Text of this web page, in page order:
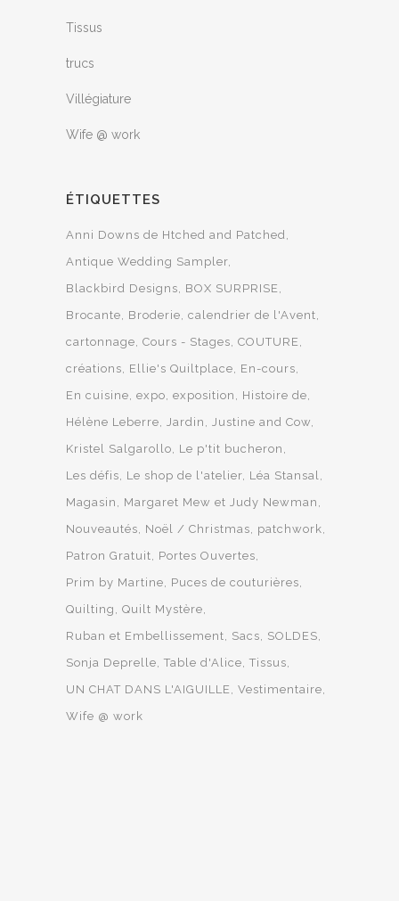
Tissus
trucs
Villégiature
Wife @ work
ÉTIQUETTES
Anni Downs de Htched and Patched
Antique Wedding Sampler
Blackbird Designs
BOX SURPRISE
Brocante
Broderie calendrier de l'Avent
cartonnage Cours - Stages COUTURE
créations
Ellie's Quiltplace
En-cours
En cuisine expo exposition
Histoire de
Hélène Leberre Jardin
Justine and Cow
Kristel Salgarollo
Le p'tit bucheron
Les défis
Le shop de l'atelier Léa Stansal
Magasin
Margaret Mew et Judy Newman
Nouveautés
Noël / Christmas
patchwork
Patron Gratuit
Portes Ouvertes
Prim by Martine
Puces de couturières
Quilting
Quilt Mystère
Ruban et Embellissement
Sacs
SOLDES
Sonja Deprelle Table d'Alice Tissus
UN CHAT DANS L'AIGUILLE Vestimentaire
Wife @ work